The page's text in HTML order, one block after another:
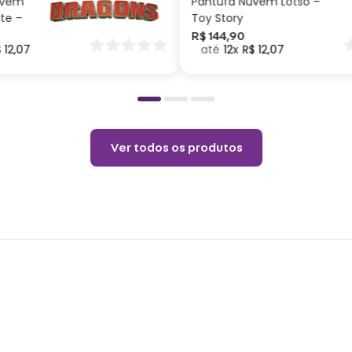
–
12,07
Toy Story
R$ 144,90
12 R$ 12,07
Ver todos os produtos